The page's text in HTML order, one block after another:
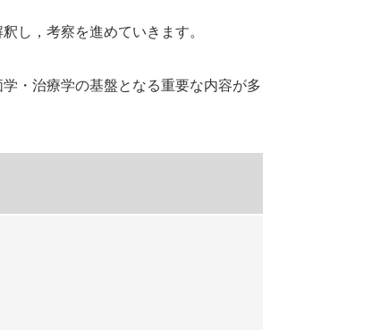
し，考察を進めていきます。
・治療学の基盤となる重要な内容が多